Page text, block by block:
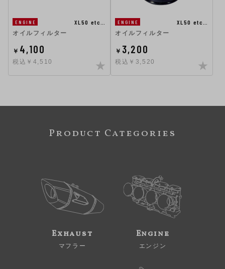
ENGINE
XL50 etc…
オイルフィルター
￥ 4,100
税込￥4,510
ENGINE
XL50 etc…
オイルフィルター
￥ 3,200
税込￥3,520
Product Categories
Exhaust
マフラー
Engine
エンジン